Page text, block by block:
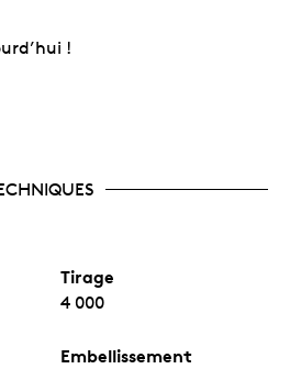
!
Tirage
4 000
Embellissement